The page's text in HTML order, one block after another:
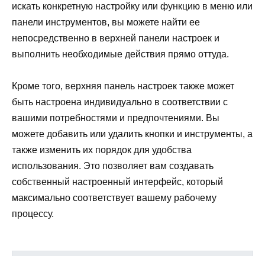
искать конкретную настройку или функцию в меню или
панели инструментов, вы можете найти ее
непосредственно в верхней панели настроек и
выполнить необходимые действия прямо оттуда.
Кроме того, верхняя панель настроек также может
быть настроена индивидуально в соответствии с
вашими потребностями и предпочтениями. Вы
можете добавить или удалить кнопки и инструменты, а
также изменить их порядок для удобства
использования. Это позволяет вам создавать
собственный настроенный интерфейс, который
максимально соответствует вашему рабочему
процессу.